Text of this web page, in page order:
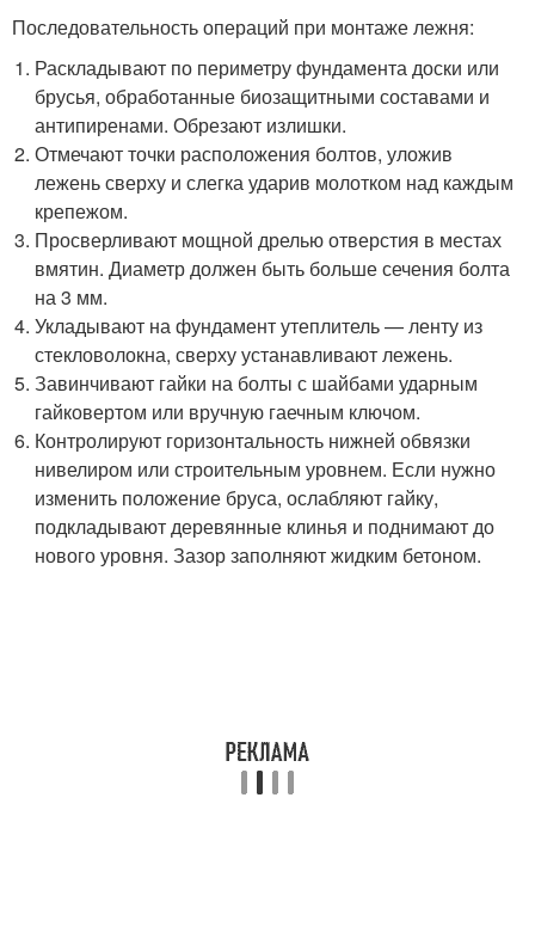
Последовательность операций при монтаже лежня:
Раскладывают по периметру фундамента доски или
брусья, обработанные биозащитными составами и
антипиренами. Обрезают излишки.
Отмечают точки расположения болтов, уложив
лежень сверху и слегка ударив молотком над каждым
крепежом.
Просверливают мощной дрелью отверстия в местах
вмятин. Диаметр должен быть больше сечения болта
на 3 мм.
Укладывают на фундамент утеплитель — ленту из
стекловолокна, сверху устанавливают лежень.
Завинчивают гайки на болты с шайбами ударным
гайковертом или вручную гаечным ключом.
Контролируют горизонтальность нижней обвязки
нивелиром или строительным уровнем. Если нужно
изменить положение бруса, ослабляют гайку,
подкладывают деревянные клинья и поднимают до
нового уровня. Зазор заполняют жидким бетоном.